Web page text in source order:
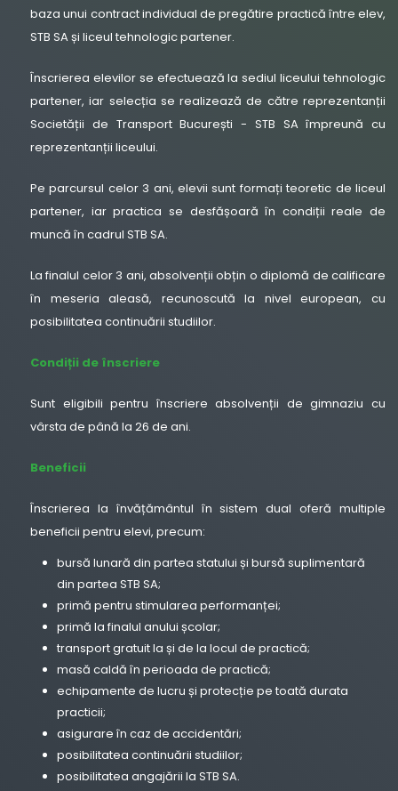
baza unui contract individual de pregătire practică între elev,
STB SA și liceul tehnologic partener.
Înscrierea elevilor se efectuează la sediul liceului tehnologic
partener, iar selecția se realizează de către reprezentanții
Societății de Transport București - STB SA împreună cu
reprezentanții liceului.
Pe parcursul celor 3 ani, elevii sunt formați teoretic de liceul
partener, iar practica se desfășoară în condiții reale de
muncă în cadrul STB SA.
La finalul celor 3 ani, absolvenții obțin o diplomă de calificare
în meseria aleasă, recunoscută la nivel european, cu
posibilitatea continuării studiilor.
Condiții de înscriere
Sunt eligibili pentru înscriere absolvenții de gimnaziu cu
vârsta de până la 26 de ani.
Beneficii
Înscrierea la învățământul în sistem dual oferă multiple
beneficii pentru elevi, precum:
bursă lunară din partea statului și bursă suplimentară
din partea STB SA;
primă pentru stimularea performanței;
primă la finalul anului școlar;
transport gratuit la și de la locul de practică;
masă caldă în perioada de practică;
echipamente de lucru și protecție pe toată durata
practicii;
asigurare în caz de accidentări;
posibilitatea continuării studiilor;
posibilitatea angajării la STB SA.